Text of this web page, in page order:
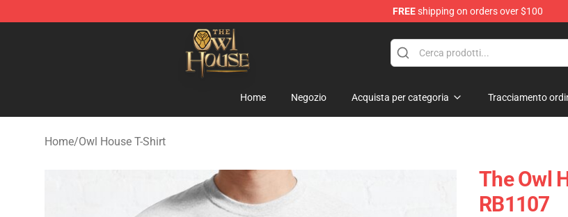
FREEshipping on orders over $100
The Owl House Store - Official The Owl House Merchandise Shop
Home Negozio Acquista per categoria Tracciamento
Home/Owl House T-Shirt
The Owl
RB1107